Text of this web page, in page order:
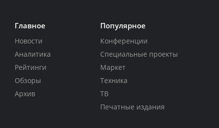
Главное
Новости
Аналитика
Рейтинги
Обзоры
Архив
Популярное
Конференции
Специальные проекты
Маркет
Техника
ТВ
Печатные издания